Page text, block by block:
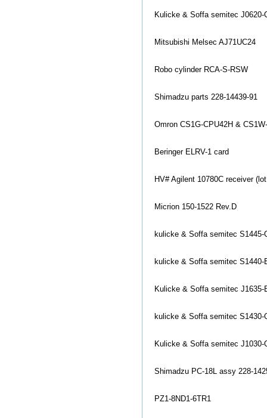
Kulicke & Soffa semitec J0620-
Mitsubishi Melsec AJ71UC24
Robo cylinder RCA-S-RSW
Shimadzu parts 228-14439-91
Omron CS1G-CPU42H &
Beringer ELRV-1 card
HV# Agilent 10780C receiver
Micrion 150-1522 Rev.D
kulicke & Soffa semitec S1445-
kulicke & Soffa semitec S1440-
Kulicke & Soffa semitec J1635-
kulicke & Soffa semitec S1430-
Kulicke & Soffa semitec J1030-
Shimadzu PC-18L assy 228-
PZ1-8ND1-6TR1